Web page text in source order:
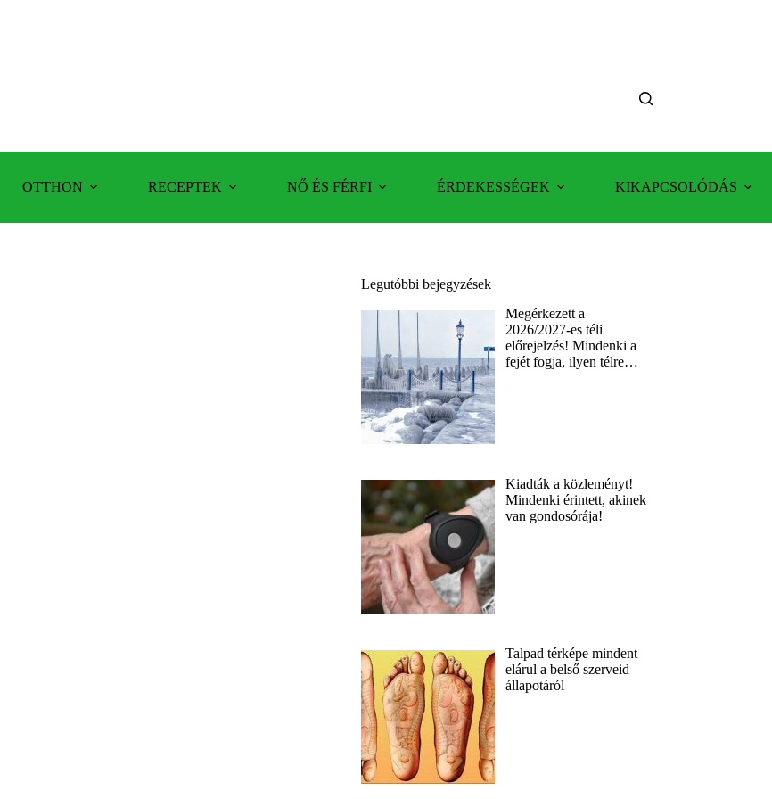
OTTHON RECEPTEK NŐ ÉS FÉRFI ÉRDEKESSÉGEK KIKAPCSOLÓDÁS
Legutóbbi bejegyzések
Megérkezett a
2026/2027-es téli
előrejelzés! Mindenki a
fejét fogja, ilyen télre…
Kiadták a közleményt!
Mindenki érintett, akinek
van gondosórája!
Talpad térképe mindent
elárul a belső szerveid
állapotáról